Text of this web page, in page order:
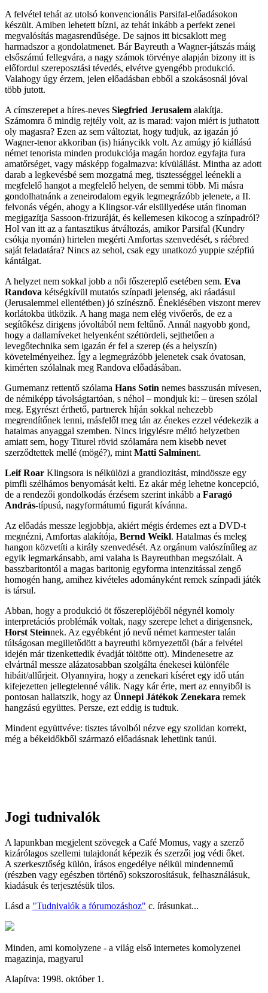
A felvétel tehát az utolsó konvencionális Parsifal-előadásokon
készült. Amiben lehetett bízni, az tehát inkább a perfekt zenei
megvalósítás magasrendűsége. De sajnos itt bicsaklott meg
harmadszor a gondolatmenet. Bár Bayreuth a Wagner-játszás máig
elsőszámú fellegvára, a nagy számok törvénye alapján bizony itt is
előfordul szereposztási tévedés, elvétve gyengébb produkció.
Valahogy úgy érzem, jelen előadásban ebből a szokásosnál jóval
több jutott.
A címszerepet a híres-neves Siegfried Jerusalem alakítja.
Számomra ő mindig rejtély volt, az is marad: vajon miért is juthatott
oly magasra? Ezen az sem változtat, hogy tudjuk, az igazán jó
Wagner-tenor akkoriban (is) hiánycikk volt. Az amúgy jó kiállású
német tenorista minden produkciója magán hordoz egyfajta fura
amatőrséget, vagy másképp fogalmazva: kívülállást. Mintha az adott
darab a legkevésbé sem mozgatná meg, tisztességgel leénekli a
megfelelő hangot a megfelelő helyen, de semmi több. Mi másra
gondolhatnánk a zeneirodalom egyik legmegrázóbb jelenete, a II.
felvonás végén, ahogy a Klingsor-vár elsüllyedése után finoman
megigazítja Sassoon-frizuráját, és kellemesen kikocog a színpadról?
Hol van itt az a fantasztikus átváltozás, amikor Parsifal (Kundry
csókja nyomán) hirtelen megérti Amfortas szenvedését, s ráébred
saját feladatára? Nincs az sehol, csak egy unatkozó yuppie szépfiú
kántálgat.
A helyzet nem sokkal jobb a női főszereplő esetében sem. Eva
Randova kétségkívül mutatós színpadi jelenség, aki ráadásul
(Jerusalemmel ellentétben) jó színésznő. Éneklésében viszont merev
korlátokba ütközik. A hang maga nem elég vivőerős, de ez a
segítőkész dirigens jóvoltából nem feltűnő. Annál nagyobb gond,
hogy a dallamíveket helyenként széttördeli, sejthetően a
levegőtechnika sem igazán ér fel a szerep (és a helyszín)
követelményeihez. Így a legmegrázóbb jelenetek csak óvatosan,
kimérten szólalnak meg Randova előadásában.
Gurnemanz rettentő szólama Hans Sotin nemes basszusán mívesen,
de némiképp távolságtartóan, s néhol – mondjuk ki: – üresen szólal
meg. Egyrészt érthető, partnerek híján sokkal nehezebb
megrendítőnek lenni, másfelől meg tán az énekes ezzel védekezik a
hatalmas anyaggal szemben. Nincs irigylésre méltó helyzetben
amiatt sem, hogy Titurel rövid szólamára nem kisebb nevet
szerződtettek mellé (mögé?), mintMatti Salminent.
Leif Roar Klingsora is nélkülözi a grandiozitást, mindössze egy
pimfli szélhámos benyomását kelti. Ez akár még lehetne koncepció,
de a rendezői gondolkodás érzésem szerint inkább a Faragó
András-típusú, nagyformátumú figurát kívánna.
Az előadás messze legjobbja, akiért mégis érdemes ezt a DVD-t
megnézni, Amfortas alakítója, Bernd Weikl. Hatalmas és meleg
hangon közvetíti a király szenvedését. Az orgánum valószínűleg az
egyik legmarkánsabb, ami valaha is Bayreuthban megszólalt. A
basszbaritontól a magas baritonig egyforma intenzitással zengő
homogén hang, amihez kivételes adományként remek színpadi játék
is társul.
Abban, hogy a produkció öt főszereplőjéből négynél komoly
interpretációs problémák voltak, nagy szerepe lehet a dirigensnek,
Horst Steinnek. Az egyébként jó nevű német karmester talán
túlságosan megilletődött a bayreuthi környezettől (bár a felvétel
idején már tizenkettedik évadját töltötte ott). Mindenesetre az
elvártnál messze alázatosabban szolgálta énekesei különféle
hibáit/allűrjeit. Olyannyira, hogy a zenekari kíséret egy idő után
kifejezetten jellegtelenné válik. Nagy kár érte, mert az ennyiből is
pontosan hallatszik, hogy az Ünnepi Játékok Zenekara remek
hangzású együttes. Persze, ezt eddig is tudtuk.
Mindent együttvéve: tisztes távolból nézve egy szolidan korrekt,
még a békeidőkből származó előadásnak lehetünk tanúi.
Jogi tudnivalók
A lapunkban megjelent szövegek a Café Momus, vagy a szerző
kizárólagos szellemi tulajdonát képezik és szerzői jog védi őket.
A szerkesztőség külön, írásos engedélye nélkül mindennemű
(részben vagy egészben történő) sokszorosításuk, felhasználásuk,
kiadásuk és terjesztésük tilos.
Lásd a "Tudnivalók a fórumozáshoz" c. írásunkat...
Minden, ami komolyzene - a világ első internetes komolyzenei
magazinja, magyarul
Alapítva: 1998. október 1.